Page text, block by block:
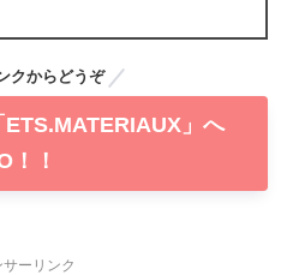
クからどうぞ
」へ
！！
サーリンク